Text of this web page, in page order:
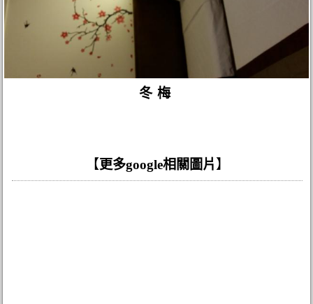
冬梅
【更多google相關圖片 】